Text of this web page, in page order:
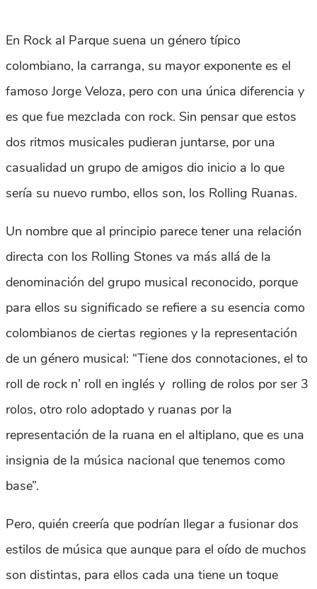
En Rock al Parque suena un género típico
colombiano, la carranga, su mayor exponente es el
famoso Jorge Veloza, pero con una única diferencia y
es que fue mezclada con rock. Sin pensar que estos
dos ritmos musicales pudieran juntarse, por una
casualidad un grupo de amigos dio inicio a lo que
sería su nuevo rumbo, ellos son, los Rolling Ruanas.
Un nombre que al principio parece tener una relación
directa con los Rolling Stones va más allá de la
denominación del grupo musical reconocido, porque
para ellos su significado se refiere a su esencia como
colombianos de ciertas regiones y la representación
de un género musical: “Tiene dos connotaciones, el to
roll de rock n’ roll en inglés y rolling de rolos por ser 3
rolos, otro rolo adoptado y ruanas por la
representación de la ruana en el altiplano, que es una
insignia de la música nacional que tenemos como
base”.
Pero, quién creería que podrían llegar a fusionar dos
estilos de música que aunque para el oído de muchos
son distintas, para ellos cada una tiene un toque